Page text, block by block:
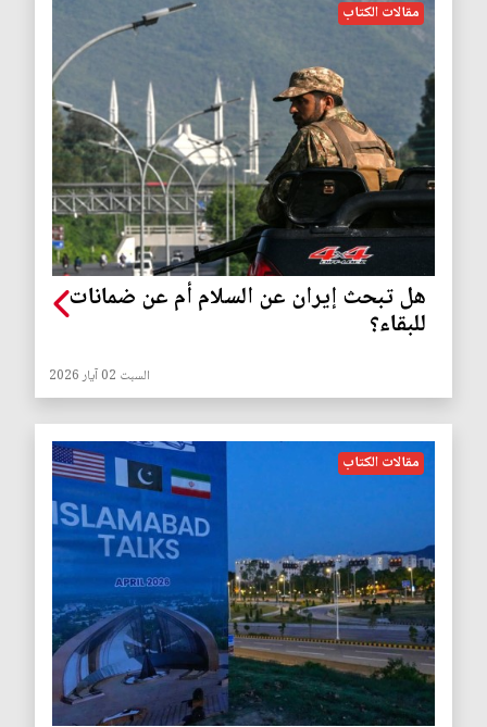
مقالات الكتاب
هل تبحث إيران عن السلام أم عن ضمانات
للبقاء؟
السبت 02 آيار 2026
مقالات الكتاب